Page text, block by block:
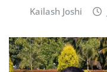
Kailash Joshi